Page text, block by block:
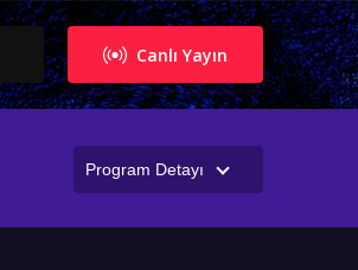
Canlı Yayın
Program Detayı